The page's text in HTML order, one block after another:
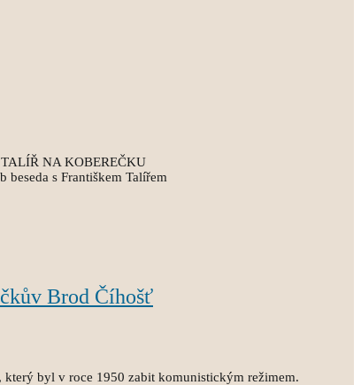
TALÍŘ NA KOBEREČKU
beseda s Františkem Talířem
Brod Číhošť
který byl v roce 1950 zabit komunistickým režimem.